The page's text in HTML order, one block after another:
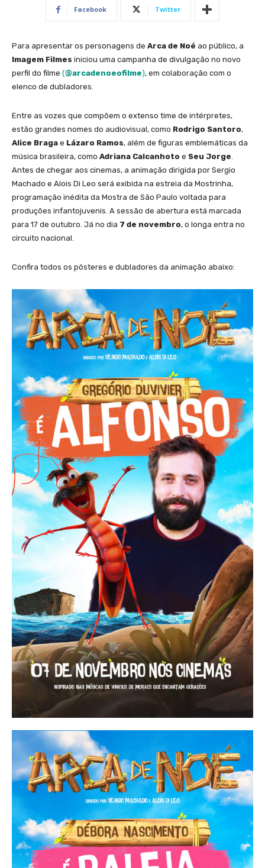
Facebook Twitter
Para apresentar os personagens de Arca de Noé ao público, a
Imagem Filmes iniciou uma campanha de divulgação no novo
perfil do filme (@arcadenoeofilme), em colaboração com o
elenco de dubladores.
Entre as vozes que compõem o extenso time de intérpretes,
estão grandes nomes do audiovisual, como Rodrigo Santoro,
Alice Braga e Lázaro Ramos, além de figuras emblemáticas da
música brasileira, como Adriana Calcanhoto e Seu Jorge.
Antes de chegar aos cinemas, a animação dirigida por Sergio
Machado e Alois Di Leo será exibida na estreia da Mostrinha,
programação inédita da Mostra de São Paulo voltada para
produções infantojuvenis. A sessão de abertura está marcada
para 17 de outubro. Já no dia 7 de novembro, o longa entra no
circuito nacional.
Confira todos os pôsteres e dubladores da animação abaixo: